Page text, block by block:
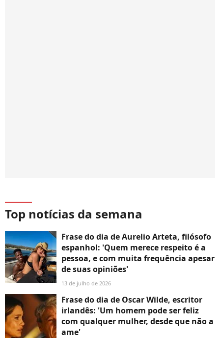
Top notícias da semana
Frase do dia de Aurelio Arteta, filósofo
espanhol: 'Quem merece respeito é a
pessoa, e com muita frequência apesar
de suas opiniões'
13 de julho de 2026
Frase do dia de Oscar Wilde, escritor
irlandês: 'Um homem pode ser feliz
com qualquer mulher, desde que não a
ame'